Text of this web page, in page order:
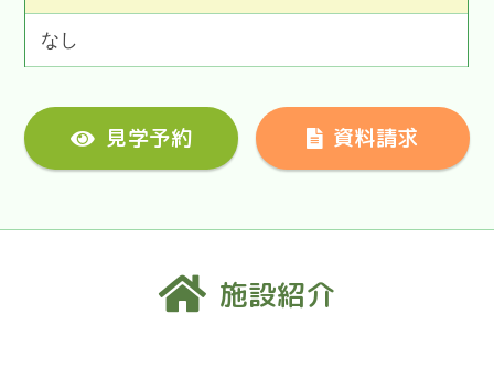
なし
見学予約 資料請求
施設紹介